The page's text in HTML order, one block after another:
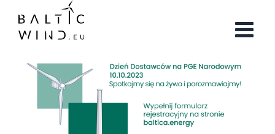
zawartości
Pokaż
większy